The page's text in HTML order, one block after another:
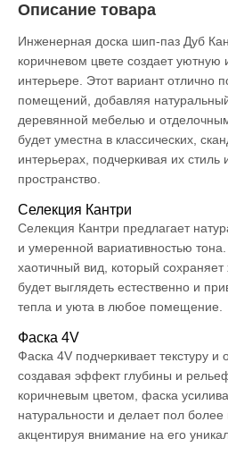
Описание товара
Инженерная доска шип-паз Дуб
коричневом цвете создает
интерьере. Этот вариант отлично
помещений, добавляя
деревянной мебелью и
будет уместна в классических,
интерьерах, подчеркивая их
пространство.
Селекция Кантри
Селекция Кантри предлагает
и умеренной вариативностью
хаотичный вид, который
будет выглядеть естественно и
тепла и уюта в любое помещение.
Фаска 4V
Фаска 4V подчеркивает текстуру
создавая эффект глубины и
коричневым цветом, фаска
натуральности и делает пол
акцентируя внимание на его